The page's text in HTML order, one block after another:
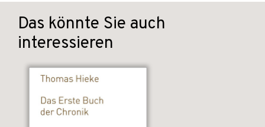
Das könnte Sie auch
interessieren